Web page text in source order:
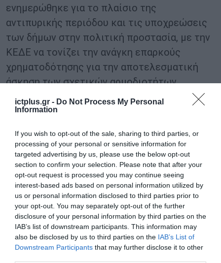
ictplus.gr - Do Not Process My Personal
Information
If you wish to opt-out of the sale, sharing to third parties, or
processing of your personal or sensitive information for
targeted advertising by us, please use the below opt-out
section to confirm your selection. Please note that after your
opt-out request is processed you may continue seeing
interest-based ads based on personal information utilized by
us or personal information disclosed to third parties prior to
your opt-out. You may separately opt-out of the further
disclosure of your personal information by third parties on the
IAB’s list of downstream participants. This information may
also be disclosed by us to third parties on the IAB’s List of
Downstream Participants that may further disclose it to other
ενημερώθηκε για το πλαίσιο της
αντιπυρικής περιόδου και τις υποχρεώσεις
των δήμων στην πολιτική προστασία, με την
ΚΕΔΕ να τονίζει την ανάγκη επαρκούς
χρηματοδότησης για την αποτελεσματική
άσκηση των σχετικών αρμοδιοτήτων.
Ο Γενικός Γραμματέας της ΚΕΔΕ κ. Δημήτρης
διοργάνωση της ημερίδας της ΚΕΔΕ για τη
συνταγματική αναθεώρηση, η οποία θα
πραγματοποιηθεί στις 26 Μαΐου στο
αμφιθέατρο «Μιλτιάδης Έβερτ» στην
Τεχνόπολη του Δήμου Αθηναίων
επιβεβαιώνοντας για ακόμα μια φορά ότι η
ΚΕΔΕ είναι παρούσα σε όλες τις εξελίξεις
που αφορούν τη δημόσια ζωή και το θεσμικό
μέλλον της χώρας, δίνοντας έμφαση στα